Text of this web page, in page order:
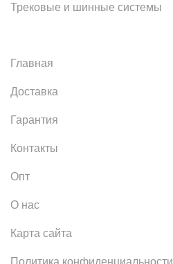
Трековые и шинные системы
Главная
Доставка
Гарантия
Контакты
Опт
О нас
Карта сайта
Политика конфиденциальности